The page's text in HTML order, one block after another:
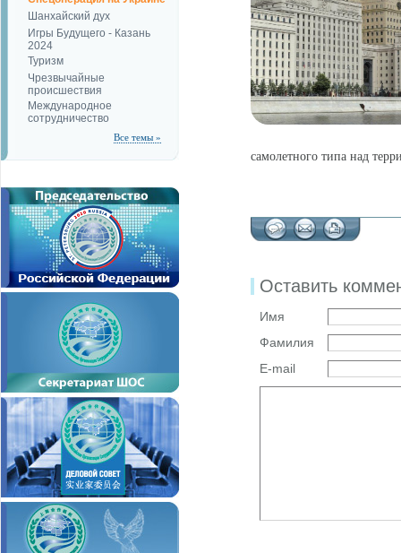
Шанхайский дух
Игры Будущего - Казань
2024
Туризм
Чрезвычайные
происшествия
Международное
сотрудничество
Все темы »
самолетного типа над
Оставить
Имя
Фамилия
E-mail